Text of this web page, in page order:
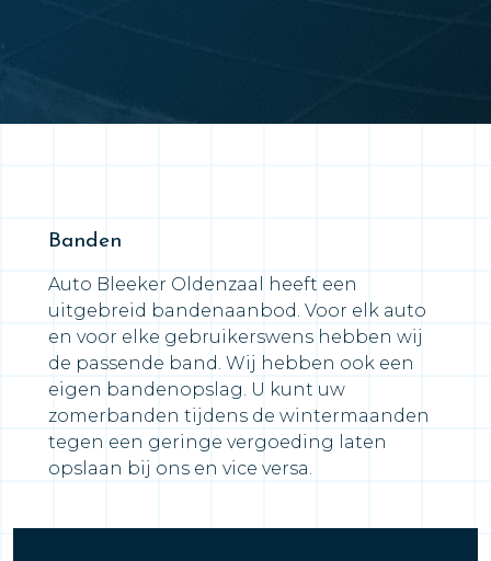
Banden
Auto Bleeker Oldenzaal heeft een
uitgebreid bandenaanbod. Voor elk auto
en voor elke gebruikerswens hebben wij
de passende band. Wij hebben ook een
eigen bandenopslag. U kunt uw
zomerbanden tijdens de wintermaanden
tegen een geringe vergoeding laten
opslaan bij ons en vice versa.